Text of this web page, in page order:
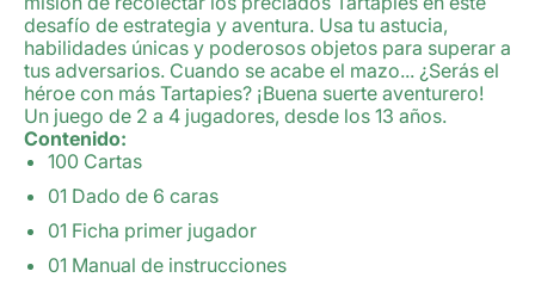
desafío de estrategia y aventura. Usa tu astucia,
habilidades únicas y poderosos objetos para superar a
tus adversarios. Cuando se acabe el mazo... ¿Serás el
héroe con más Tartapies? ¡Buena suerte aventurero!
Un juego de 2 a 4 jugadores, desde los 13 años.
Contenido:
100 Cartas
01 Dado de 6 caras
01 Ficha primer jugador
01 Manual de instrucciones